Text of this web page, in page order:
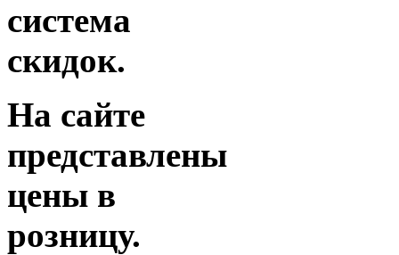
система
скидок.
На сайте
представлены
цены в
розницу.